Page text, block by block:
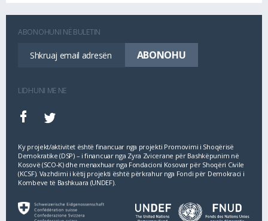
ABONOHUNI NË BULETIN
LIDHUNI ME NE
Ky projekt/aktivitet është financuar nga projekti Promovimi i Shoqërisë
Demokratike (DSP) – i financuar nga Zyra Zvicerane për Bashkëpunim në
Kosovë (SCO‐K) dhe menaxhuar nga Fondacioni Kosovar për Shoqëri Civile
(KCSF). Vazhdimi i këtij projekti është përkrahur nga Fondi për Demokraci i
Kombeve të Bashkuara (UNDEF).